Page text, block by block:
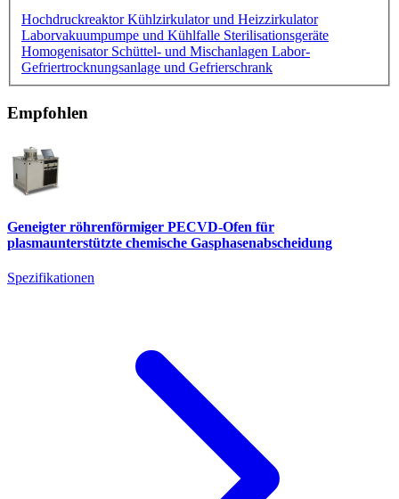
HochdruckreaktorKühlzirkulator und Heizzirkulator
Laborvakuumpumpe und Kühlfalle Sterilisationsgeräte
Homogenisator Schüttel- und Mischanlagen Labor-
Gefriertrocknungsanlage und Gefrierschrank
Empfohlen
Geneigter röhrenförmiger PECVD-Ofen für
plasmaunterstützte chemische Gasphasenabscheidung
Spezifikationen